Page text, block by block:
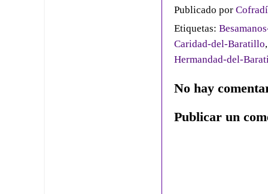
Publicado por
Etiquetas:
Caridad-del-Baratillo
Hermandad-del-
No hay
Publicar un